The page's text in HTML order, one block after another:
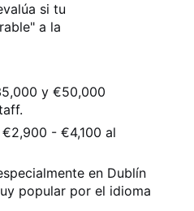
si tu
a la
y €50,000
€2,900 - €4,100 al
en Dublín
popular por el idioma